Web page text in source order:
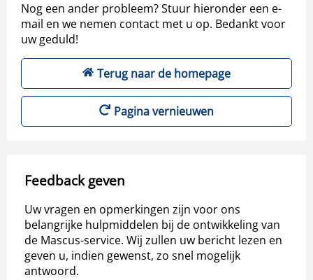
Nog een ander probleem? Stuur hieronder een e-
mail en we nemen contact met u op. Bedankt voor
uw geduld!
Terug naar de homepage
Pagina vernieuwen
Feedback geven
Uw vragen en opmerkingen zijn voor ons
belangrijke hulpmiddelen bij de ontwikkeling van
de Mascus-service. Wij zullen uw bericht lezen en
geven u, indien gewenst, zo snel mogelijk
antwoord.